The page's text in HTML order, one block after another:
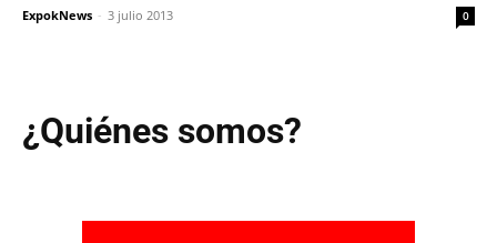
ExpokNews - 3 julio 2013 0
¿Quiénes somos?